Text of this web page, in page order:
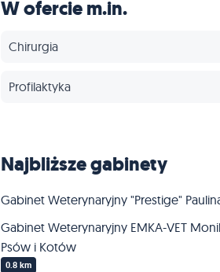
W ofercie m.in.
Chirurgia
Profilaktyka
Najbliższe gabinety
Gabinet Weterynaryjny "Prestige"
Gabinet Weterynaryjny EMKA-VET
Psów i Kotów
0.8 km